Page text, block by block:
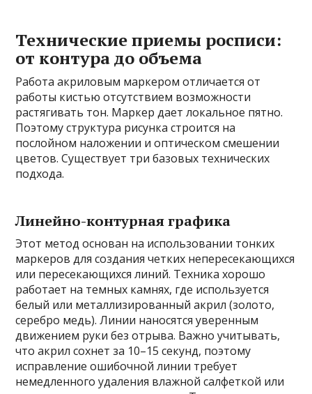
Технические приемы росписи:
от контура до объема
Работа акриловым маркером отличается от
работы кистью отсутствием возможности
растягивать тон. Маркер дает локальное пятно.
Поэтому структура рисунка строится на
послойном наложении и оптическом смешении
цветов. Существует три базовых технических
подхода.
Линейно-контурная графика
Этот метод основан на использовании тонких
маркеров для создания четких непересекающихся
или пересекающихся линий. Техника хорошо
работает на темных камнях, где используется
белый или металлизированный акрил (золото,
серебро медь). Линии наносятся уверенным
движением руки без отрыва. Важно учитывать,
что акрил сохнет за 10–15 секунд, поэтому
исправление ошибочной линии требует
немедленного удаления влажной салфеткой или